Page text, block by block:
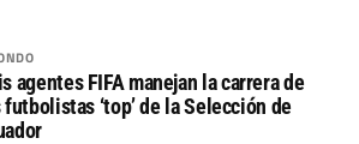
agentes FIFA manejan la carrera de
futbolistas ‘top’ de la Selección de